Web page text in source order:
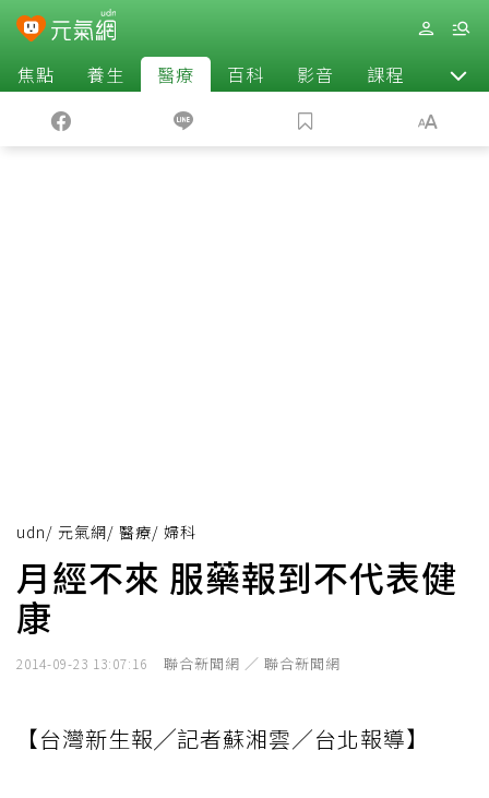
焦點 養生 醫療 百科 影音 課程 退休
udn/ 元氣網/ 醫療/ 婦科
月經不來 服藥報到不代表健
康
2014-09-23 13:07:16 聯合新聞網 ／ 聯合新聞網
【台灣新生報╱記者蘇湘雲／台北報導】